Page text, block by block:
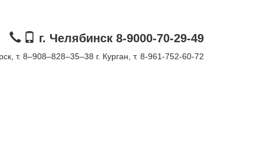
г. Челябинск 8-9000-70-29-49
т. 8–908–828–35–38 г. Курган, т. 8-961-752-60-72